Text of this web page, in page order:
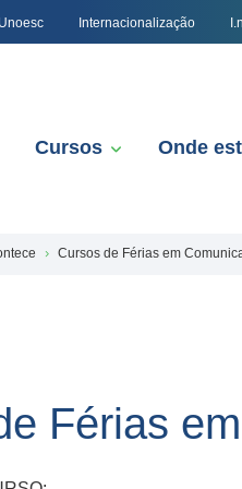
Internacionalização
Cursos Onde
Cursos de Férias em
Férias